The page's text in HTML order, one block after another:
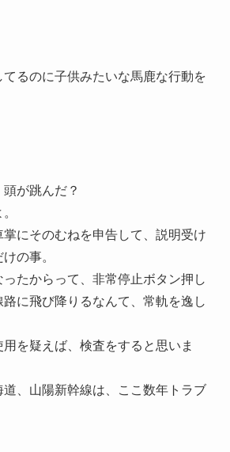
るのに子供みたいな馬鹿な行動を
が跳んだ？
にそのむねを申告して、説明受け
の事。
たからって、非常停止ボタン押し
に飛び降りるなんて、常軌を逸し
を疑えば、検査をすると思いま
、山陽新幹線は、ここ数年トラブ